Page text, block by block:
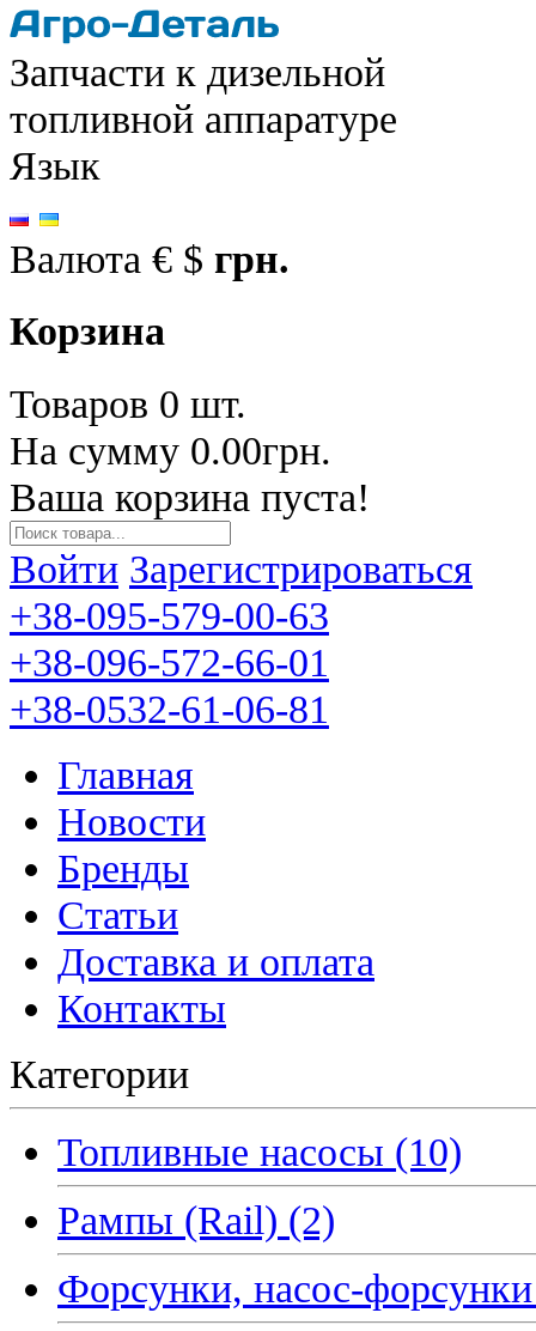
Запчасти к дизельной
топливной аппаратуре
Язык
Валюта € $ грн.
Корзина
Товаров 0 шт.
На сумму 0.00грн.
Ваша корзина пуста!
Войти Зарегистрироваться
+38-095-579-00-63
+38-096-572-66-01
+38-0532-61-06-81
Главная
Новости
Бренды
Статьи
Доставка и оплата
Контакты
Категории
Топливные насосы (10)
Рампы (Rail) (2)
Форсунки, насос-